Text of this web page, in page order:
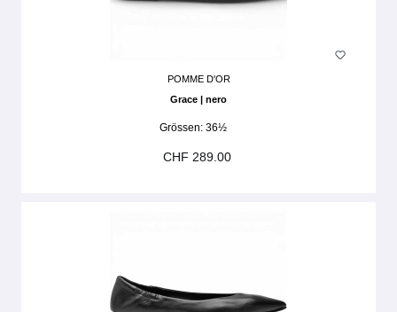
POMME D'OR
Grace | nero
Grössen: 36½
CHF 289.00